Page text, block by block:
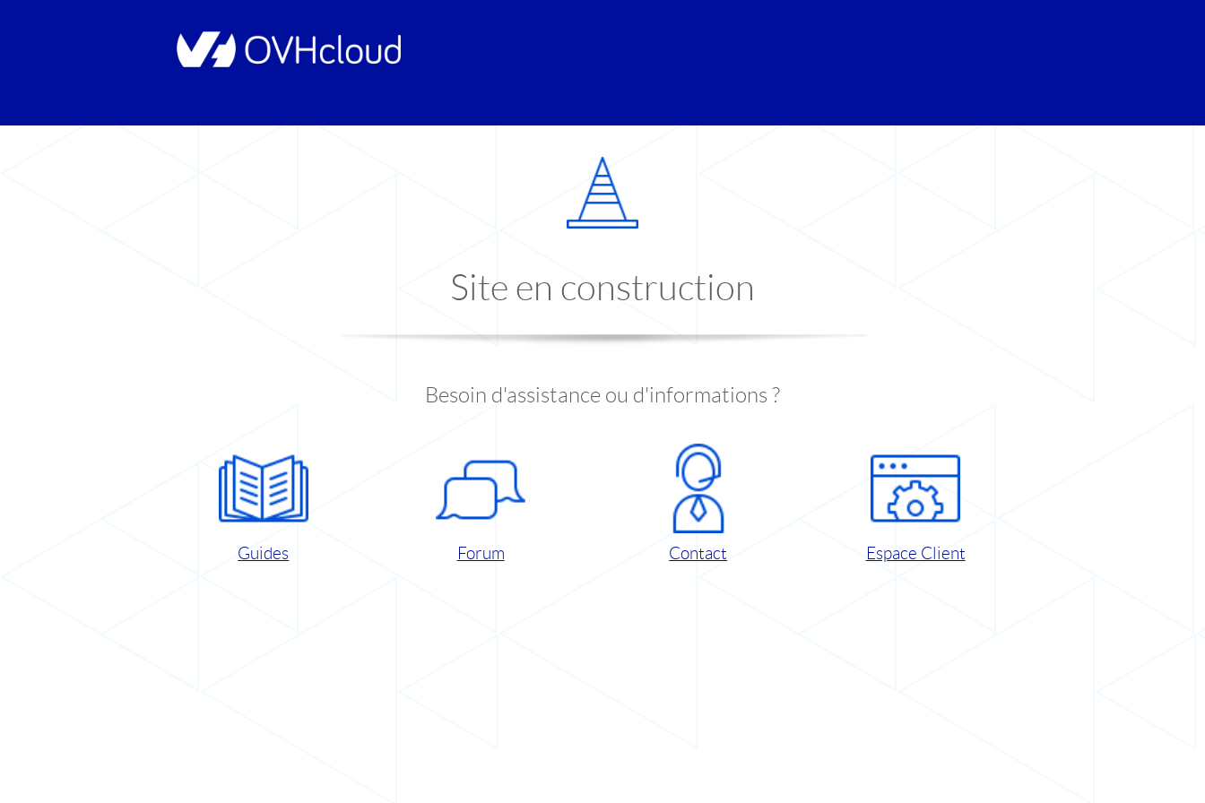
Site en construction
Besoin d'assistance ou d'informations ?
Guides Forum Contact Espace Client